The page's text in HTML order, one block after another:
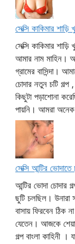
সেক্সি কাকিমার শাড়ি
সেক্সি কাকিমার
আমার নাম মাহিন।
গ্রামের বাসিন্দা।
চোদার নতুন চটি
কিছুটা পড়াশোনা
পায়নি। আমরা
সেক্সি আন্টির
আন্টির ভোদা
ছুটি চলছিল। উনারা
বাসায় ফিরবেন ঠিক
যেতেন। আজকে
গল্প বাংলা কাহিনী